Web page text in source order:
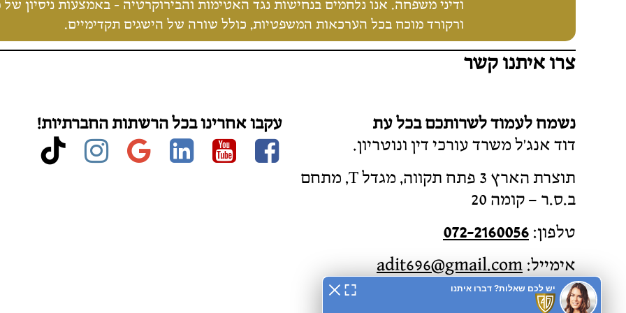
ורקורד מוכח בכל הערכאות המשפטיות, כולל שורה של הישגים תקדימיים.
צרו איתנו קשר
נשמח לעמוד לשרותכם בכל עת
דוד אנג'ל משרד עורכי דין ונוטריון.
תוצרת הארץ 3 פתח תקווה, מגדל T, מתחם
ב.ס.ר – קומה 20
טלפון: 072-2160056
אימייל: adit696@gmail.com
[מדיניות פרטיות]
עקבו אחרינו בכל הרשתות החברתיות!
Facebook
Youtube
linkedin
google